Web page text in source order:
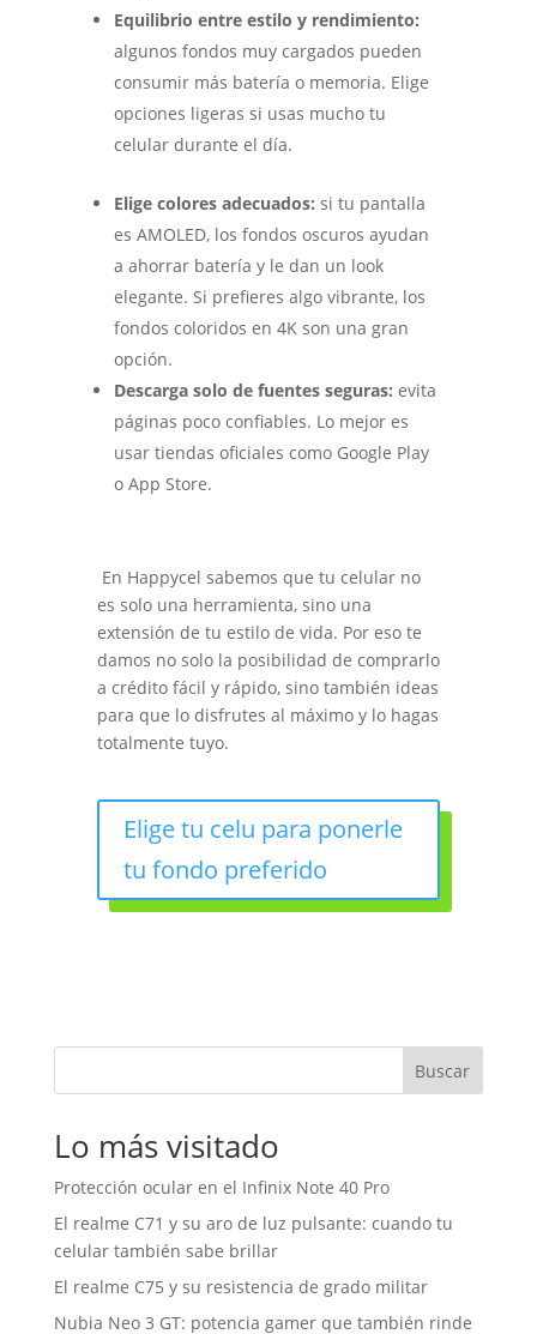
Equilibrio entre estilo y rendimiento:
algunos fondos muy cargados pueden
consumir más batería o memoria. Elige
opciones ligeras si usas mucho tu
celular durante el día.
Elige colores adecuados: si tu pantalla
es AMOLED, los fondos oscuros ayudan
a ahorrar batería y le dan un look
elegante. Si prefieres algo vibrante, los
fondos coloridos en 4K son una gran
opción.
Descarga solo de fuentes seguras: evita
páginas poco confiables. Lo mejor es
usar tiendas oficiales como Google Play
o App Store.
En Happycel sabemos que tu celular no
es solo una herramienta, sino una
extensión de tu estilo de vida. Por eso te
damos no solo la posibilidad de comprarlo
a crédito fácil y rápido, sino también ideas
para que lo disfrutes al máximo y lo hagas
totalmente tuyo.
Elige tu celu para ponerle
tu fondo preferido
Buscar
Lo más visitado
Protección ocular en el Infinix Note 40 Pro
El realme C71 y su aro de luz pulsante: cuando tu
celular también sabe brillar
El realme C75 y su resistencia de grado militar
Nubia Neo 3 GT: potencia gamer que también rinde